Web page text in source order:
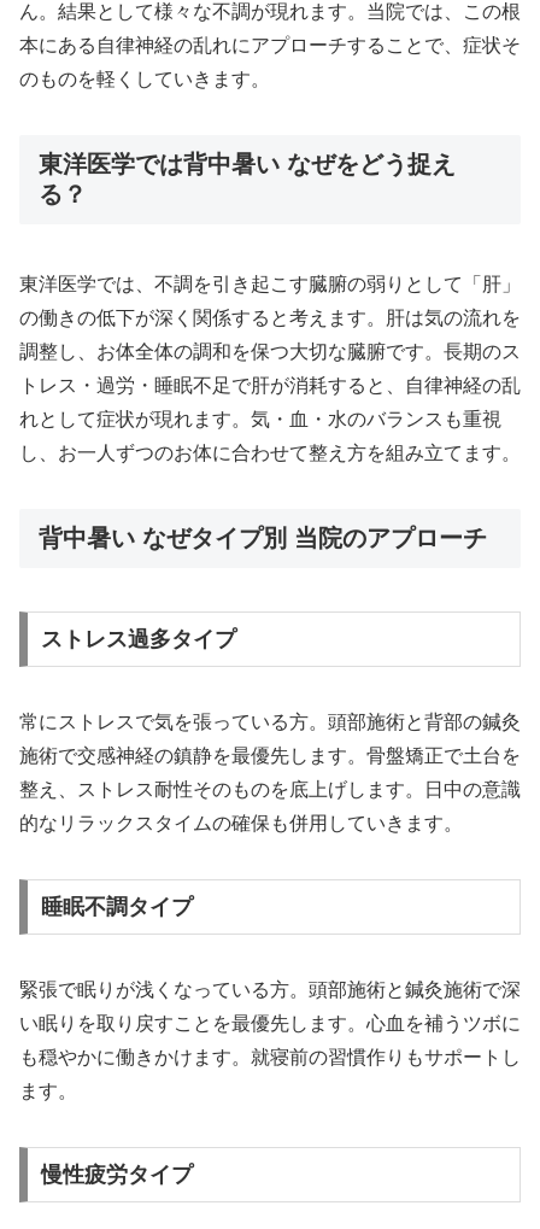
ん。結果として様々な不調が現れます。当院では、この根
本にある自律神経の乱れにアプローチすることで、症状そ
のものを軽くしていきます。
東洋医学では背中暑い なぜをどう捉え
る？
東洋医学では、不調を引き起こす臓腑の弱りとして「肝」
の働きの低下が深く関係すると考えます。肝は気の流れを
調整し、お体全体の調和を保つ大切な臓腑です。長期のス
トレス・過労・睡眠不足で肝が消耗すると、自律神経の乱
れとして症状が現れます。気・血・水のバランスも重視
し、お一人ずつのお体に合わせて整え方を組み立てます。
背中暑い なぜタイプ別 当院のアプローチ
ストレス過多タイプ
常にストレスで気を張っている方。頭部施術と背部の鍼灸
施術で交感神経の鎮静を最優先します。骨盤矯正で土台を
整え、ストレス耐性そのものを底上げします。日中の意識
的なリラックスタイムの確保も併用していきます。
睡眠不調タイプ
緊張で眠りが浅くなっている方。頭部施術と鍼灸施術で深
い眠りを取り戻すことを最優先します。心血を補うツボに
も穏やかに働きかけます。就寝前の習慣作りもサポートし
ます。
慢性疲労タイプ